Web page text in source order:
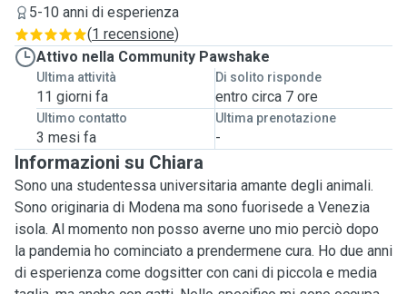
5-10 anni di esperienza
(1 recensione)
Attivo nella Community Pawshake
Ultima attività
11 giorni fa
Di solito risponde
entro circa 7 ore
Ultimo contatto
3 mesi fa
Ultima prenotazione
-
Informazioni su Chiara
Sono una studentessa universitaria amante degli animali.
Sono originaria di Modena ma sono fuorisede a Venezia
isola. Al momento non posso averne uno mio perciò dopo
la pandemia ho cominciato a prendermene cura. Ho due anni
di esperienza come dogsitter con cani di piccola e media